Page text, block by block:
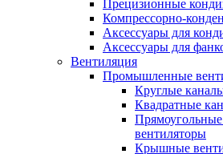
Прецизионные
Компрессорно-
Аксессуары для
Аксессуары для
Вентиляция
Промышленные
Круглые
Квадратные
вентиляторы
Крышные